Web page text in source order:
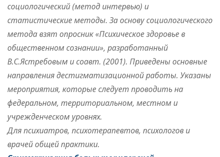
социологический (метод интервью) и
статистические методы. За основу социологического
метода взят опросник «Психическое здоровье в
общественном сознании», разработанный
В.С.Ястребовым и соавт. (2001). Приведены основные
направления дестигматизационной работы. Указаны
мероприятия, которые следует проводить на
федеральном, территориальном, местном и
учрежденческом уровнях.
Для психиатров, психотерапевтов, психологов и
врачей общей практики.